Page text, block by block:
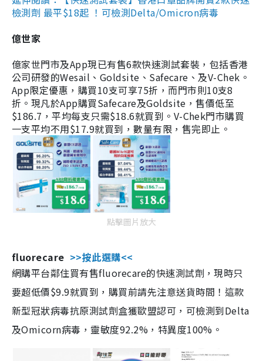
檢測劑 最平$18起 ！可檢測Delta/Omicron病毒
億世家
億家世門市及App現已有售6款快速測試套裝，包括香港
公司研發的Wesail、Goldsite、Safecare、及V-Chek。
App限定優惠，購買10支可享75折，而門市則10支8
折。現凡於App購買Safecare及Goldsite，售價低至
$186.7，平均每支只需$18.6就買到。V-Chek門市購買
一支平均不用$17.9就買到，數量有限，售完即止。
點擊圖片放大
fluorecare >>按此選購<<
網購平台鄰住買有售fluorecare的快速測試劑，現時只
要超低價$9.9就買到，購買前請先注意送貨時間！這款
新型冠狀病毒抗原測試劑盒獲歐盟認可，可檢測到Delta
及Omicorn病毒，靈敏度92.2%，特異度100%。